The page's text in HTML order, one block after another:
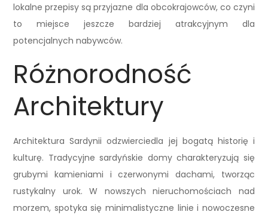
lokalne przepisy są przyjazne dla obcokrajowców, co czyni
to miejsce jeszcze bardziej atrakcyjnym dla
potencjalnych nabywców.
Różnorodność
Architektury
Architektura Sardynii odzwierciedla jej bogatą historię i
kulturę. Tradycyjne sardyńskie domy charakteryzują się
grubymi kamieniami i czerwonymi dachami, tworząc
rustykalny urok. W nowszych nieruchomościach nad
morzem, spotyka się minimalistyczne linie i nowoczesne